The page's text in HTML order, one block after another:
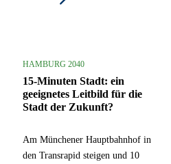
HAMBURG 2040
15-Minuten Stadt: ein
geeignetes Leitbild für die
Stadt der Zukunft?
Am Münchener Hauptbahnhof in
den Transrapid steigen und 10